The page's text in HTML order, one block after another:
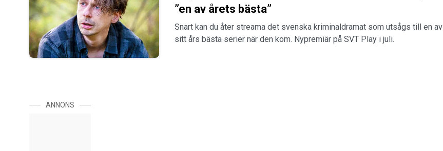
”en av årets bästa”
Snart kan du åter streama det svenska kriminaldramat som utsågs till en av
sitt års bästa serier när den kom. Nypremiär på SVT Play i juli.
ANNONS